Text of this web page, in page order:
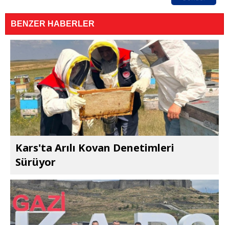
BENZER HABERLER
Kars'ta Arılı Kovan Denetimleri
Sürüyor